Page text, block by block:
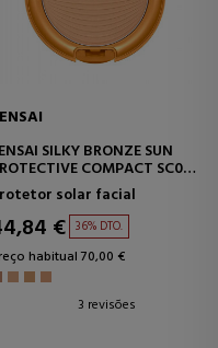
SILKY BRONZE SUN
COMPACT SC02
DE MAQUIAGEM
solar facial
€ 36% DTO.
habitual 70,00 €
3 revisões